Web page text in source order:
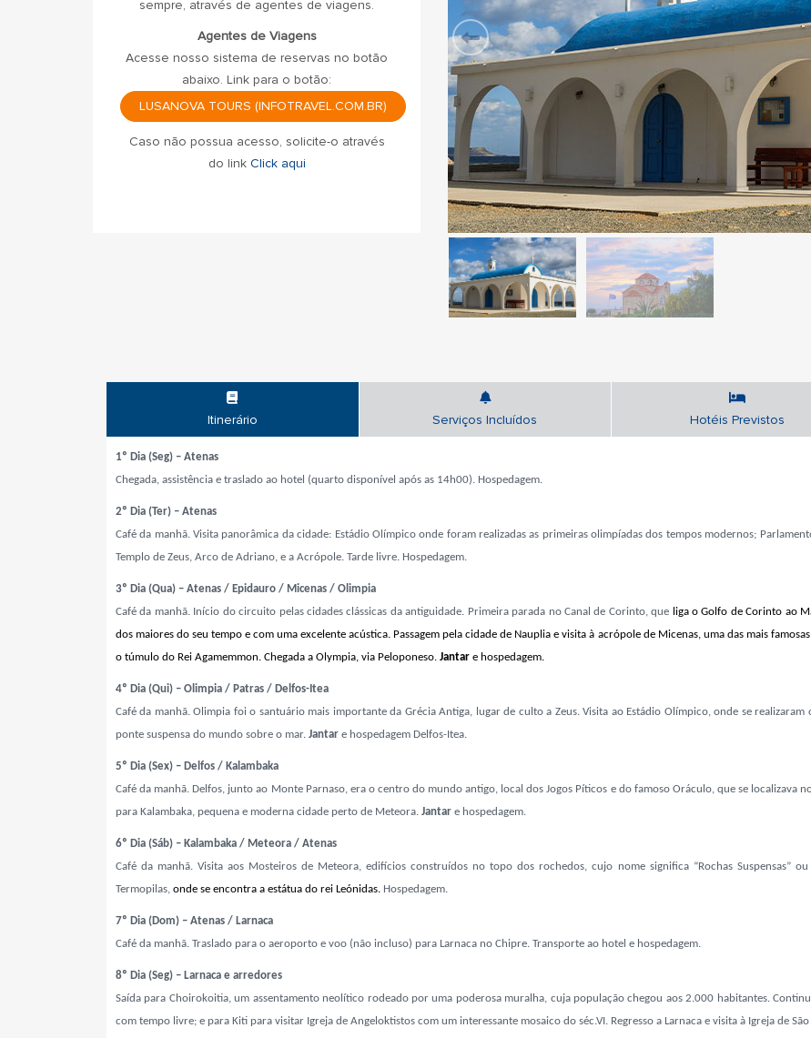
sempre, através de agentes de viagens.
Agentes de Viagens
Acesse nosso sistema de reservas no botão
abaixo. Link para o botão:
LUSANOVA TOURS (INFOTRAVEL.COM.BR)
Caso não possua acesso, solicite-o através
do link Click aqui
Itinerário Serviços Incluídos Hotéis Previstos
1º Dia (Seg) – Atenas
Chegada, assistência e traslado ao hotel (quarto disponível após as 14h00). Hospedagem.
2º Dia (Ter) – Atenas
Café da manhã. Visita panorâmica da cidade: Estádio Olímpico onde foram realizadas as primeiras olimpíadas dos tempos modernos;
Templo de Zeus, Arco de Adriano, e a Acrópole. Tarde livre. Hospedagem.
3º Dia (Qua) – Atenas / Epidauro / Micenas / Olimpia
Café da manhã. Início do circuito pelas cidades clássicas da antiguidade. Primeira parada no Canal de Corinto, que liga o Golfo de Corinto ao
dos maiores do seu tempo e com uma excelente acús­tica. Passagem pela cidade de Nauplia e visita à acrópole de Micenas, uma das mais
o túmulo do Rei Agamemmon. Chegada a Olympia, via Peloponeso. Jantar e hospedagem.
4º Dia (Qui) – Olimpia / Patras / Delfos-Itea
Café da manhã. Olimpia foi o santuário mais importante da Grécia Antiga, lugar de culto a Zeus. Visita ao Estádio Olímpico, onde se
ponte suspensa do mundo sobre o mar. Jantar e hospedagem Delfos-Itea.
5º Dia (Sex) – Delfos / Kalambaka
Café da manhã. Delfos, junto ao Monte Parnaso, era o centro do mundo antigo, local dos Jogos Píticos e do famoso Oráculo, que se localizava
para Kalambaka, pequena e moderna cidade perto de Meteora. Jantar e hospedagem.
6º Dia (Sáb) – Kalambaka / Meteora / Atenas
Café da manhã. Visita aos Mosteiros de Meteora, edifícios construídos no topo dos rochedos, cujo nome significa “Rochas Suspensas”
Termopilas, onde se encontra a estátua do rei Leónidas. Hospedagem.
7º Dia (Dom) – Atenas / Larnaca
Café da manhã. Traslado para o aeroporto e voo (não incluso) para Larnaca no Chipre. Transporte ao hotel e hospedagem.
8º Dia (Seg) – Larnaca e arredores
Saída para Choirokoitia, um assentamento neolítico rodeado por uma poderosa muralha, cuja população chegou aos 2.000 habitantes.
com tempo livre; e para Kiti para visitar Igreja de Angeloktistos com um interessante mosaico do séc.VI. Regresso a Larnaca e visita à Igreja de São